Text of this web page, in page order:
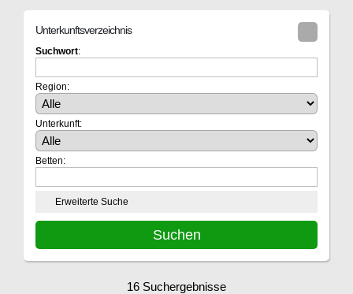
Unterkunftsverzeichnis
Suchwort:
Region:
Unterkunft:
Betten:
Erweiterte Suche
16 Suchergebnisse